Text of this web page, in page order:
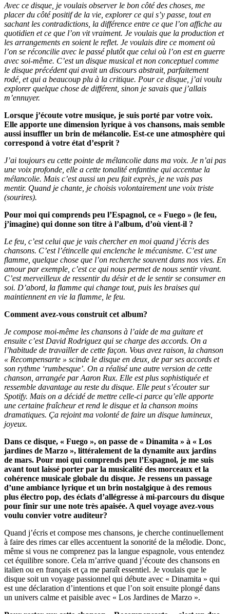
Avec ce disque, je voulais observer le bon côté des choses, me
placer du côté positif de la vie, explorer ce qui s’y passe, tout en
sachant les contradictions, la différence entre ce que l’on affiche au
quotidien et ce que l’on vit vraiment. Je voulais que la production et
les arrangements en soient le reflet. Je voulais dire ce moment où
l’on se réconcilie avec le passé plutôt que celui où l’on est en guerre
avec soi-même. C’est un disque musical et non conceptuel comme
le disque précédent qui avait un discours abstrait, parfaitement
rodé, et qui a beaucoup plu à la critique. Pour ce disque, j’ai voulu
explorer quelque chose de différent, sinon je savais que j’allais
m’ennuyer.
Lorsque j’écoute votre musique, je suis porté par votre voix.
Elle apporte une dimension lyrique à vos chansons, mais semble
aussi insuffler un brin de mélancolie. Est-ce une atmosphère qui
correspond à votre état d’esprit ?
J’ai toujours eu cette pointe de mélancolie dans ma voix. Je n’ai pas
une voix profonde, elle a cette tonalité enfantine qui accentue la
mélancolie. Mais c’est aussi un peu fait exprès, je ne vais pas
mentir. Quand je chante, je choisis volontairement une voix triste
(sourires).
Pour moi qui comprends peu l’Espagnol, ce « Fuego » (le feu,
j’imagine) qui donne son titre à l’album, d’où vient-il ?
Le feu, c’est celui que je vais chercher en moi quand j’écris des
chansons. C’est l’étincelle qui enclenche le mécanisme. C’est une
flamme, quelque chose que l’on recherche souvent dans nos vies. En
amour par exemple, c’est ce qui nous permet de nous sentir vivant.
C’est merveilleux de ressentir du désir et de le sentir se consumer en
soi. D’abord, la flamme qui change tout, puis les braises qui
maintiennent en vie la flamme, le feu.
Comment avez-vous construit cet album?
Je compose moi-même les chansons à l’aide de ma guitare et
ensuite c’est David Rodriguez qui se charge des accords. On a
l’habitude de travailler de cette façon. Vous avez raison, la chanson
« Recompensarte » scinde le disque en deux, de par ses accords et
son rythme ‘rumbesque’. On a réalisé une autre version de cette
chanson, arrangée par Aaron Rux. Elle est plus sophistiquée et
ressemble davantage au reste du disque. Elle peut s’écouter sur
Spotify. Mais on a décidé de mettre celle-ci parce qu’elle apporte
une certaine fraîcheur et rend le disque et la chanson moins
dramatiques. Ça rejoint ma volonté de faire un disque lumineux,
joyeux.
Dans ce disque, « Fuego », on passe de « Dinamita » à « Los
jardines de Marzo », littéralement de la dynamite aux jardins
de mars. Pour moi qui comprends peu l’Espagnol, je me suis
avant tout laissé porter par la musicalité des morceaux et la
cohérence musicale globale du disque. Je ressens un passage
d’une ambiance lyrique et un brin nostalgique à des remous
plus électro pop, des éclats d’allégresse à mi-parcours du disque
pour finir sur une note très apaisée. A quel voyage avez-vous
voulu convier votre auditeur?
Quand j’écris et compose mes chansons, je cherche continuellement
à faire des rimes car elles accentuent la sonorité de la mélodie. Donc,
même si vous ne comprenez pas la langue espagnole, vous entendez
cet équilibre sonore. Cela m’arrive quand j’écoute des chansons en
italien ou en français et ça me paraît essentiel. Je voulais que le
disque soit un voyage passionnel qui débute avec « Dinamita » qui
est une déclaration d’intentions et que l’on soit ensuite plongé dans
un univers calme et paisible avec « Los Jardines de Marzo ».